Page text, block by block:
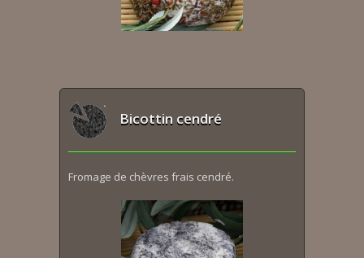
Bicottin cendré
Fromage de chèvres frais cendré.